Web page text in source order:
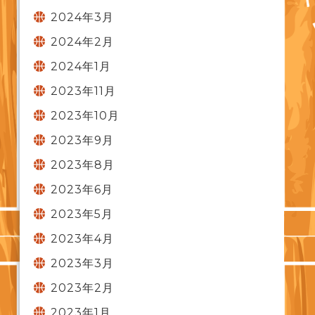
2024年3月
2024年2月
2024年1月
2023年11月
2023年10月
2023年9月
2023年8月
2023年6月
2023年5月
2023年4月
2023年3月
2023年2月